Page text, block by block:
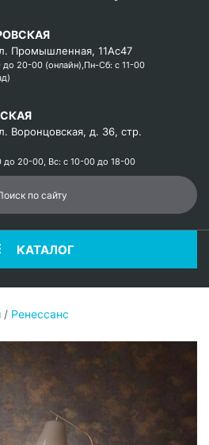
Промышленная, 11Ас47
до 20-00 (онлайн),Пн-Сб: с 11-00
Воронцовская, д. 36, стр.
до 20-00, Вс: с 10-00 до 18-00
КАТАЛОГ
/ Ренессанс